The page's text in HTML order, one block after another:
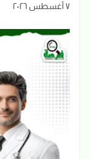
٧ أغسطس ٢٠٢٦